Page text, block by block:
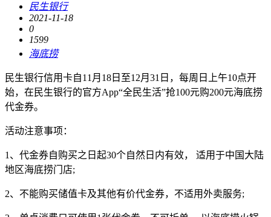
民生银行
2021-11-18
0
1599
海底捞
民生银行信用卡自11月18日至12月31日，每周日上午10点开
始，在民生银行的官方App“全民生活”抢100元购200元海底捞
代金券。
活动注意事项：
1、代金券自购买之日起30个自然日内有效， 适用于中国大陆
地区海底捞门店;
2、不能购买储值卡及其他有价代金券，不适用外卖服务;